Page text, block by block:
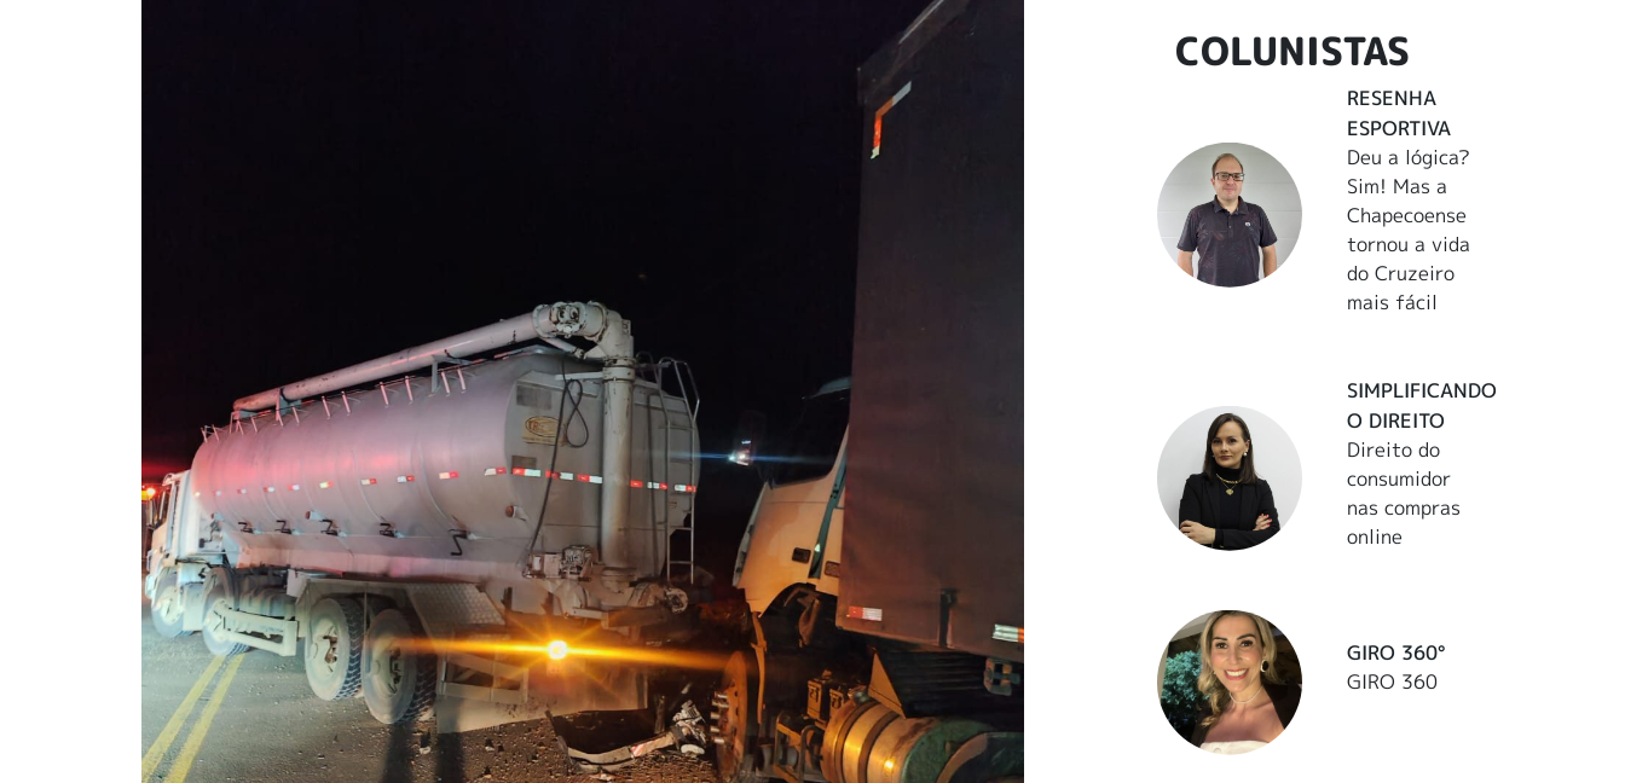
COLUNISTAS
RESENHA
ESPORTIVA
Deu a lógica?
Sim! Mas a
Chapecoense
tornou a vida
do Cruzeiro
mais fácil
SIMPLIFICANDO
O DIREITO
Direito do
consumidor
nas compras
online
GIRO 360°
GIRO 360